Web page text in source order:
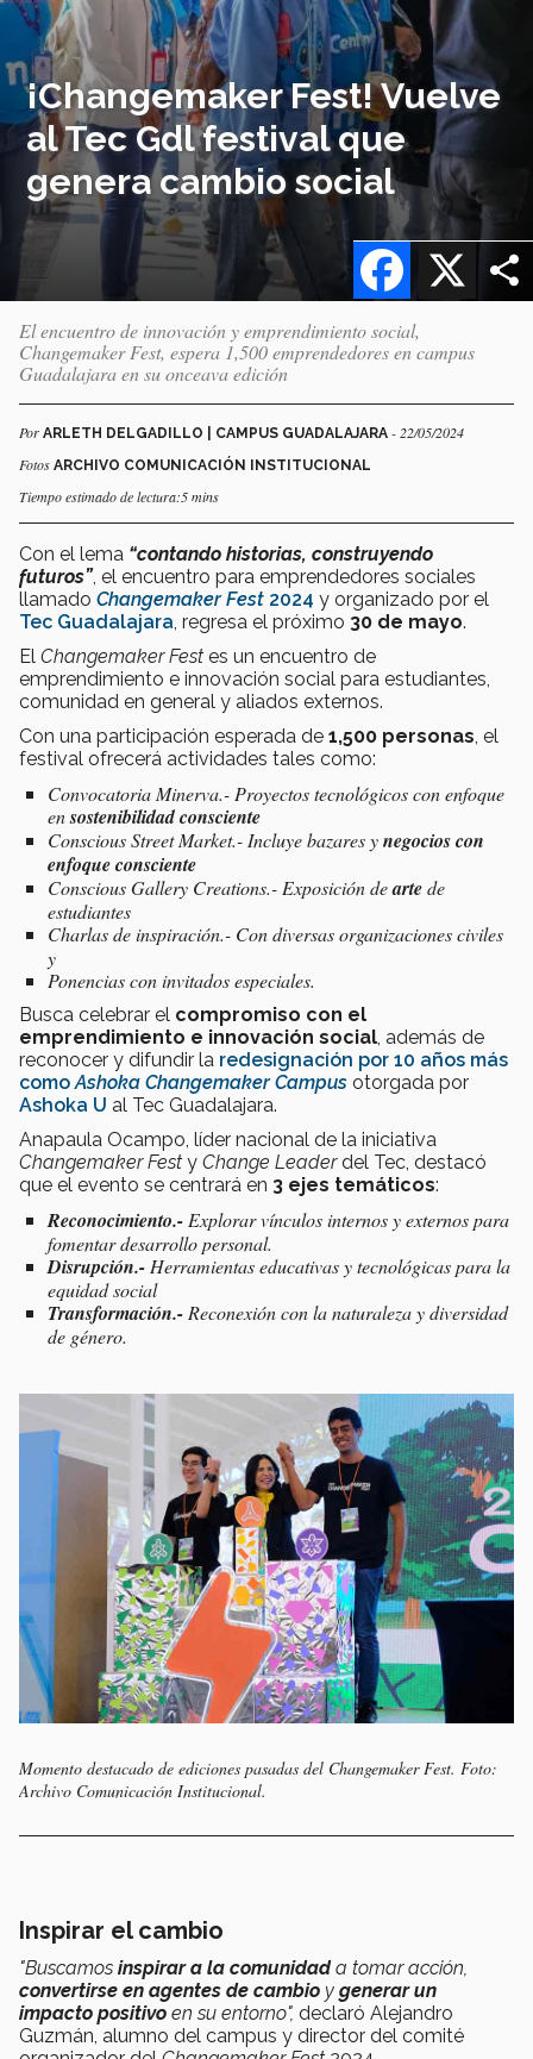
¡Changemaker Fest! Vuelve
al Tec Gdl festival que
genera cambio social
X
Facebook
El encuentro de innovación y emprendimiento social,
Changemaker Fest, espera 1,500 emprendedores en campus
Guadalajara en su onceava edición
Por ARLETH DELGADILLO | CAMPUS GUADALAJARA - 22/05/2024
Fotos ARCHIVO COMUNICACIÓN INSTITUCIONAL
Tiempo estimado de lectura:5 mins
Con el lema “contando historias, construyendo
futuros”, el encuentro para emprendedores sociales
llamado Changemaker Fest 2024 y organizado por el
Tec Guadalajara , regresa el próximo 30 de mayo.
El Changemaker Fest es un encuentro de
emprendimiento e innovación social para estudiantes,
comunidad en general y aliados externos.
Con una participación esperada de 1,500 personas , el
festival ofrecerá actividades tales como:
Convocatoria Minerva.- Proyectos tecnológicos con enfoque
ensostenibilidad consciente
Conscious Street Market.- Incluye bazares ynegocios con
enfoque consciente
Conscious Gallery Creations.- Exposición deartede
estudiantes
Charlas de inspiración.- Con diversasorganizaciones civiles
y
Ponencias con invitados especiales.
Busca celebrar el compromiso con el
emprendimiento e innovación social , además de
reconocer y difundir la redesignación por 10 años más
como Ashoka Changemaker Campus otorgada por
Ashoka U al Tec Guadalajara.
Anapaula Ocampo, líder nacional de la iniciativa
Changemaker Fest y Change Leaderdel Tec, destacó
que el evento se centrará en 3 ejes temáticos:
Reconocimiento.- Explorar vínculos internos y externos para
fomentar desarrollo personal.
Disrupción.- Herramientas educativas y tecnológicas para la
equidad social
Transformación.- Reconexión con la naturaleza y diversidad
de género.
Momento destacado de ediciones pasadas del Changemaker Fest. Foto:
Archivo Comunicación Institucional.
Inspirar el cambio
"Buscamos inspirar a la comunidada tomar acción,
convertirse en agentes de cambio y generar un
impacto positivo en su entorno", declaró Alejandro
Guzmán, alumno del campus y director del comité